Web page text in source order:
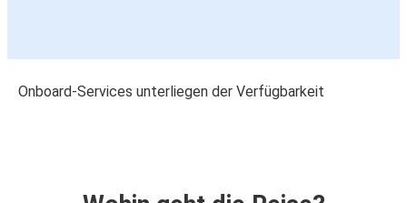
Onboard-Services unterliegen der Verfügbarkeit